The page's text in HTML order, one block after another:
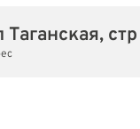
Таганская,